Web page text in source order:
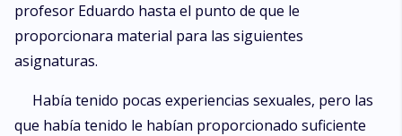
profesor Eduardo hasta el punto de que le
proporcionara material para las siguientes
asignaturas.
Había tenido pocas experiencias sexuales, pero las
que había tenido le habían proporcionado suficiente